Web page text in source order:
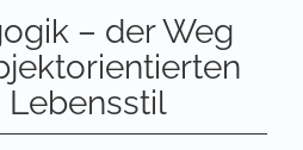
– der Weg
Lebensstil